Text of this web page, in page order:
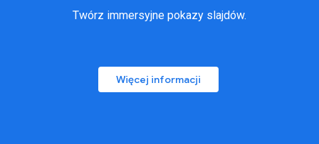
Twórz immersyjne pokazy slajdów.
Więcej informacji